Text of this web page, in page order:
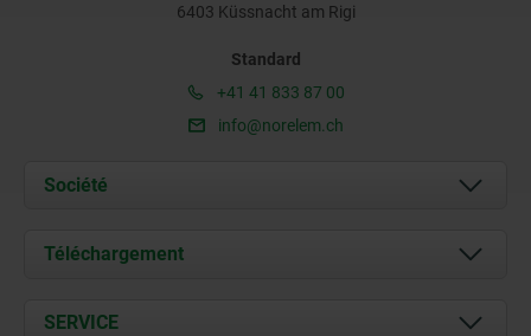
6403 Küssnacht am Rigi
Standard
+41 41 833 87 00
info@norelem.ch
Société
À propos de nous
Contact
Téléchargement
Documents
SERVICE